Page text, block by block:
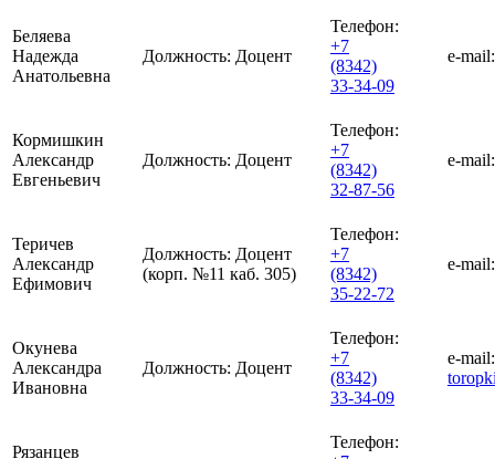
Беляева
Надежда
Анатольевна
Должность: Доцент
Телефон:
+7
(8342)
33-34-09
e-mail:
Кормишкин
Александр
Евгеньевич
Должность: Доцент
Телефон:
+7
(8342)
32-87-56
e-mail:
Теричев
Александр
Ефимович
Должность: Доцент
(корп. №11 каб. 305)
Телефон:
+7
(8342)
35-22-72
e-mail:
Окунева
Александра
Ивановна
Должность: Доцент
Телефон:
+7
(8342)
33-34-09
e-mail:
Рязанцев
Телефон: